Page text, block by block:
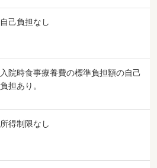
自己負担なし
入院時食事療養費の標準負担額の自己
負担あり。
所得制限なし